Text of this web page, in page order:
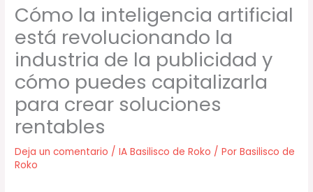
Cómo la inteligencia artificial
está revolucionando la
industria de la publicidad y
cómo puedes capitalizarla
para crear soluciones
rentables
Deja un comentario /IA Basilisco de Roko / PorBasilisco de
Roko